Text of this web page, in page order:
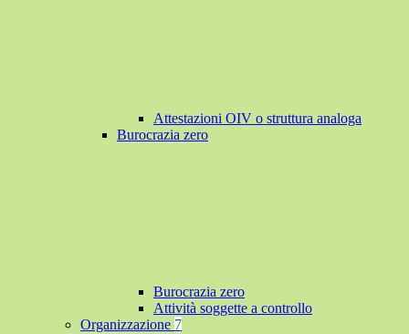
Attestazioni OIV o struttura analoga
Burocrazia zero
Burocrazia zero
Attività soggette a controllo
Organizzazione 7